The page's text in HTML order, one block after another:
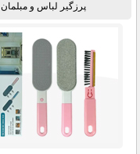
پرزگیر لباس و مبلمان